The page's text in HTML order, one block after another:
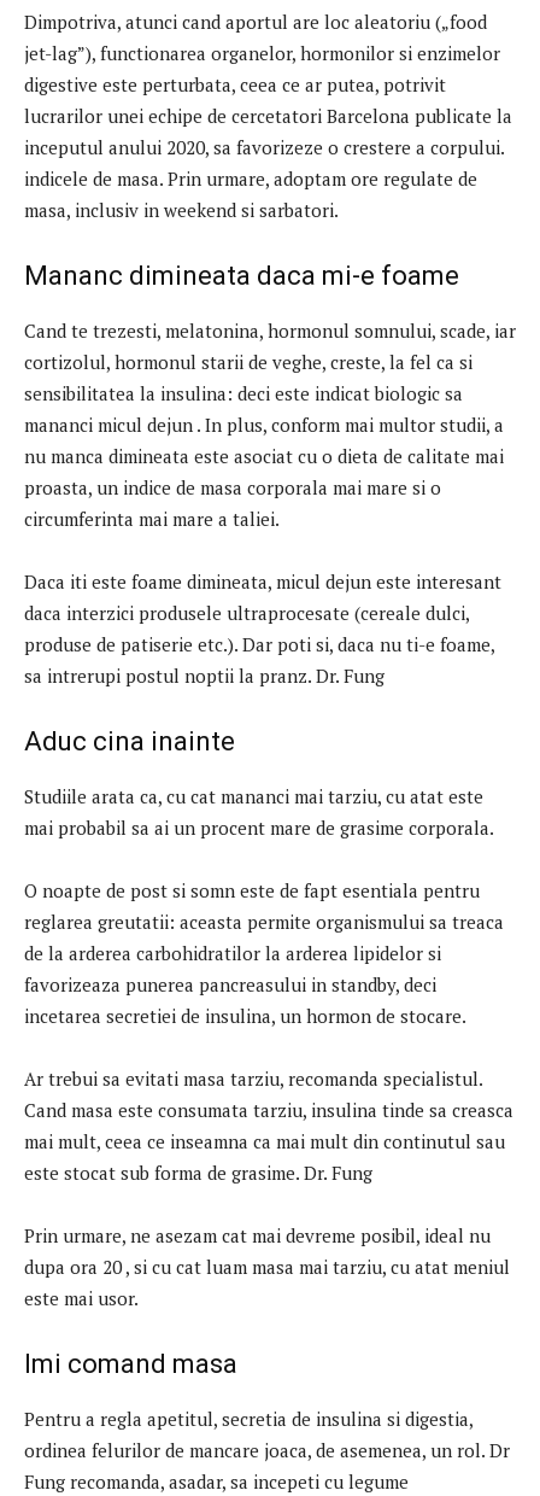
Dimpotriva, atunci cand aportul are loc aleatoriu („food
jet-lag”), functionarea organelor, hormonilor si enzimelor
digestive este perturbata, ceea ce ar putea, potrivit
lucrarilor unei echipe de cercetatori Barcelona publicate la
inceputul anului 2020, sa favorizeze o crestere a corpului.
indicele de masa. Prin urmare, adoptam ore regulate de
masa, inclusiv in weekend si sarbatori.
Mananc dimineata daca mi-e foame
Cand te trezesti, melatonina, hormonul somnului, scade, iar
cortizolul, hormonul starii de veghe, creste, la fel ca si
sensibilitatea la insulina: deci este indicat biologic sa
mananci micul dejun . In plus, conform mai multor studii, a
nu manca dimineata este asociat cu o dieta de calitate mai
proasta, un indice de masa corporala mai mare si o
circumferinta mai mare a taliei.
Daca iti este foame dimineata, micul dejun este interesant
daca interzici produsele ultraprocesate (cereale dulci,
produse de patiserie etc.). Dar poti si, daca nu ti-e foame,
sa intrerupi postul noptii la pranz. Dr. Fung
Aduc cina inainte
Studiile arata ca, cu cat mananci mai tarziu, cu atat este
mai probabil sa ai un procent mare de grasime corporala.
O noapte de post si somn este de fapt esentiala pentru
reglarea greutatii: aceasta permite organismului sa treaca
de la arderea carbohidratilor la arderea lipidelor si
favorizeaza punerea pancreasului in standby, deci
incetarea secretiei de insulina, un hormon de stocare.
Ar trebui sa evitati masa tarziu, recomanda specialistul.
Cand masa este consumata tarziu, insulina tinde sa creasca
mai mult, ceea ce inseamna ca mai mult din continutul sau
este stocat sub forma de grasime. Dr. Fung
Prin urmare, ne asezam cat mai devreme posibil, ideal nu
dupa ora 20 , si cu cat luam masa mai tarziu, cu atat meniul
este mai usor.
Imi comand masa
Pentru a regla apetitul, secretia de insulina si digestia,
ordinea felurilor de mancare joaca, de asemenea, un rol. Dr
Fung recomanda, asadar, sa incepeti cu legume